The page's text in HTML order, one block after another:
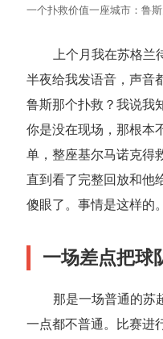
一个扑救价值一座城市：鲁
上个月我在苏格兰
半夜给我发语音，声音
鲁斯那个扑救？我说我
你是没在现场，那根本
单，整座基尔马诺克得
直到看了完整回放和他
傻眼了。事情是这样的。
一场差点把球
那是一场普通的苏
一点都不普通。比赛进